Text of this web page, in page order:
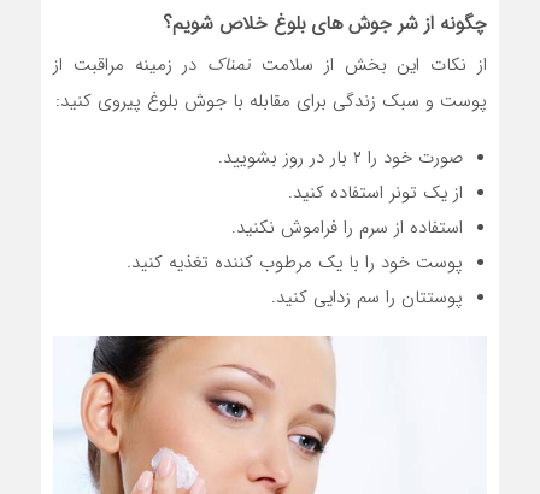
چگونه از شر جوش های بلوغ خلاص شویم؟
از نکات این بخش از سلامت نمناک در زمینه مراقبت از
پوست و سبک زندگی برای مقابله با جوش بلوغ پیروی کنید:
صورت خود را ۲ بار در روز بشویید.
از یک تونر استفاده کنید.
استفاده از سرم را فراموش نکنید.
پوست خود را با یک مرطوب کننده تغذیه کنید.
پوستتان را سم زدایی کنید.